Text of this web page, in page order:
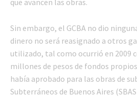
Sin embargo, el GCBA no dio
dinero no será reasignado a otros
utilizado, tal como ocurrió en 2009
millones de pesos de fondos
había aprobado para las obras de
Subterráneos de Buenos Aires